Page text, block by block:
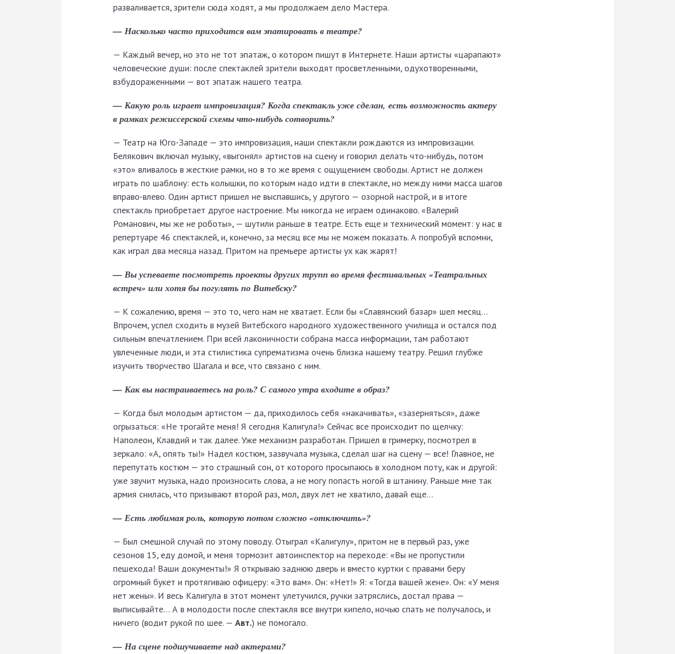
разваливается, зрители сюда ходят, а мы продолжаем дело Мастера.
— Насколько часто приходится вам эпатировать в театре?
— Каждый вечер, но это не тот эпатаж, о котором пишут в Интернете. Наши артисты «царапают»
человече­ские души: после спектаклей зрители выходят просветленными, одухотворенными,
взбудораженными — вот эпатаж нашего театра.
— Какую роль играет импровизация? Когда спектакль уже сделан, есть возможность актеру
в рамках режиссерской схемы что-нибудь сотворить?
— Театр на Юго-Западе — это им­провизация, наши спектакли рождаются из импровизации.
Белякович включал музыку, «выгонял» артистов на сцену и говорил делать что-нибудь, потом
«это» вливалось в жесткие рамки, но в то же время с ощущением свободы. Артист не должен
играть по шаблону: есть колышки, по которым надо идти в спектакле, но между ними масса шагов
вправо-влево. Один артист пришел не выспавшись, у другого — озорной настрой, и в итоге
спектакль приобретает другое настроение. Мы никогда не играем одинаково. «Валерий
Романович, мы же не роботы», — шутили раньше в театре. Есть еще и технический момент: у нас в
репертуаре 46 спектаклей, и, конечно, за месяц все мы не можем показать. А попробуй вспомни,
как играл два месяца назад. Притом на премьере артисты ух как жарят!
— Вы успеваете посмотреть проекты других трупп во время фестивальных «Театральных
встреч» или хотя бы погулять по Витебску?
— К сожалению, время — это то, чего нам не хватает. Если бы «Славянский базар» шел месяц…
Впрочем, успел сходить в музей Витебского народного художественного училища и остался под
сильным впечатлением. При всей лаконичности собрана масса информации, там работают
увлеченные люди, и эта стилистика супрематизма очень близка нашему театру. Решил глубже
изучить творчество Шагала и все, что связано с ним.
— Как вы настраиваетесь на роль? С самого утра входите в образ?
— Когда был молодым артистом — да, приходилось себя «накачивать», «зазерняться», даже
огрызаться: «Не трогайте меня! Я сегодня Калигула!» Сейчас все происходит по щелчку:
Наполеон, Клавдий и так далее. Уже механизм разработан. Пришел в гримерку, посмотрел в
зеркало: «А, опять ты!» Надел костюм, зазвучала музыка, сделал шаг на сцену — все! Главное, не
перепутать костюм — это страшный сон, от которого просыпаюсь в холодном поту, как и другой:
уже звучит музыка, надо произносить слова, а не могу попасть ногой в штанину. Раньше мне так
армия снилась, что призывают второй раз, мол, двух лет не хватило, давай еще…
— Есть любимая роль, которую потом сложно «отключить»?
— Был смешной случай по этому поводу. Отыграл «Калигулу», притом не в первый раз, уже
сезонов 15, еду домой, и меня тормозит автоинспектор на переходе: «Вы не пропустили
пешехода! Ваши документы!» Я открываю заднюю дверь и вместо куртки с правами беру
огромный букет и протягиваю офицеру: «Это вам». Он: «Нет!» Я: «Тогда вашей жене». Он: «У меня
нет жены». И весь Калигула в этот момент улетучился, ручки затряслись, достал права —
выписывайте… А в молодости после спектакля все внутри кипело, ночью спать не получалось, и
ничего (водит рукой по шее. — Авт.) не помогало.
— На сцене подшучиваете над актерами?